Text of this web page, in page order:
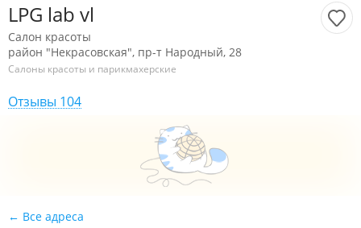
LPG lab vl
Салон красоты
район "Некрасовская", пр-т Народный, 28
Салоны красоты и парикмахерские
Отзывы 104
Все адреса